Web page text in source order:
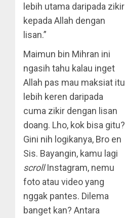
lebih utama daripada zikir
kepada Allah dengan
lisan.”
Maimun bin Mihran ini
ngasih tahu kalau inget
Allah pas mau maksiat itu
lebih keren daripada
cuma zikir dengan lisan
doang. Lho, kok bisa gitu?
Gini nih logikanya, Bro en
Sis. Bayangin, kamu lagi
scrollInstagram, nemu
foto atau video yang
nggak pantes. Dilema
banget kan? Antara